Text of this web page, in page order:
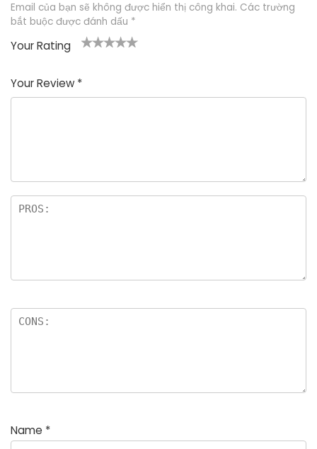
Email của bạn sẽ không được hiển thị công khai. Các trường
bắt buộc được đánh dấu *
Your Rating
Your Review *
Name *